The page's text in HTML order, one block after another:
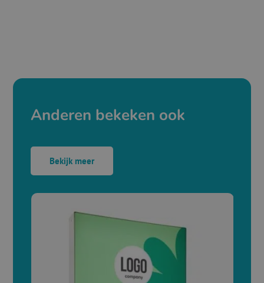
Anderen bekeken ook
Bekijk meer